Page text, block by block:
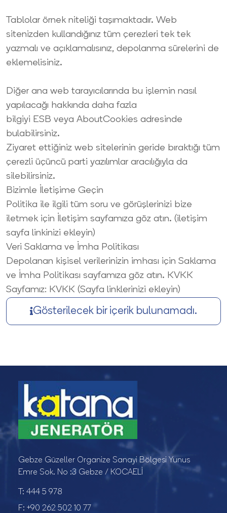
Tablolar örnek niteliği taşımaktadır. Web
sitenizden kullandığınız tüm çerezleri tek tek
yazmalı ve açıklamalısınız, depolanma sürelerini de
eklemelisiniz.
Diğer ana web tarayıcılarında bu işlemin nasıl
yapılacağı hakkında daha fazla
bilgiyi ESB veya AboutCookies adresinde
bulabilirsiniz.
Ziyaret ettiğiniz web sitelerinin geride bıraktığı tüm
çerezli üçüncü parti yazılımlar aracılığıyla da
silebilirsiniz.
Bizimle İletişime Geçin
Politika ile ilgili tüm soru ve görüşlerinizi bize
iletmek için İletişim sayfamıza göz atın. (iletişim
sayfa linkinizi ekleyin)
Veri Saklama ve İmha Politikası
Depolanan kişisel verilerinizin imhası için Saklama
ve İmha Politikası sayfamıza göz atın. KVKK
Sayfamız: KVKK (Sayfa linklerinizi ekleyin)
Gösterilecek bir içerik bulunamadı.
Gebze Güzeller Organize Sanayi Bölgesi Yunus
Emre Sok. No :3 Gebze / KOCAELİ
T: 444 5 978
F: +90 262 502 10 77